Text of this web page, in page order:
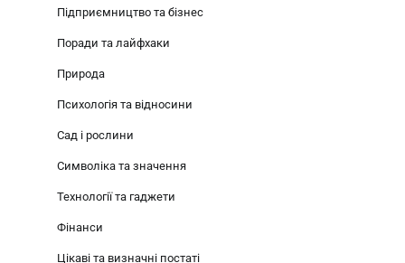
Підприємництво та бізнес
Поради та лайфхаки
Природа
Психологія та відносини
Сад і рослини
Символіка та значення
Технології та гаджети
Фінанси
Цікаві та визначні постаті